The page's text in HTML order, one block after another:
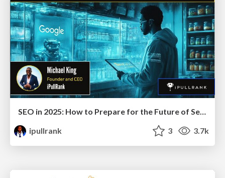
SEO in 2025: How to Prepare for the Future of Search
ipullrank
3 3.7k